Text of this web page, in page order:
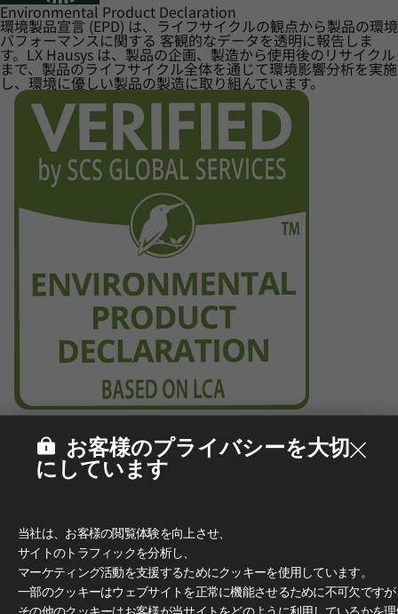
Environmental Product Declaration
環境製品宣言 (EPD) は、ライフサイクルの観点から製品の環境
パフォーマンスに関する 客観的なデータを透明に報告しま
す。LX Hausys は、製品の企画、製造から使用後のリサイクル
まで、製品のライフサイクル全体を通じて環境影響分析を実施
し、環境に優しい製品の製造に取り組んでいます。
お客様のプライバシーを大切
にしています
当社は、お客様の閲覧体験を向上させ、
サイトのトラフィックを分析し、
マーケティング活動を支援するためにクッキーを使用しています。
一部のクッキーはウェブサイトを正常に機能させるために不可欠です
その他のクッキーはお客様が当サイトをどのように利用しているかを